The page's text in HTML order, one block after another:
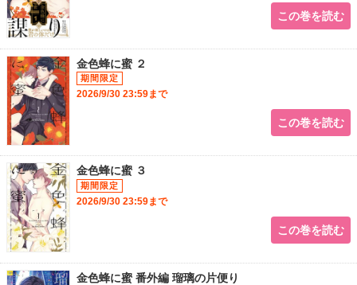
この巻を読む
金色蜂に蜜 ２
2026/9/30 23:59まで
この巻を読む
金色蜂に蜜 ３
2026/9/30 23:59まで
この巻を読む
金色蜂に蜜 番外編 瑠璃の片便り